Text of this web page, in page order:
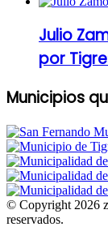
Julio
por
Municipios
© Copyright 2026
reservados.